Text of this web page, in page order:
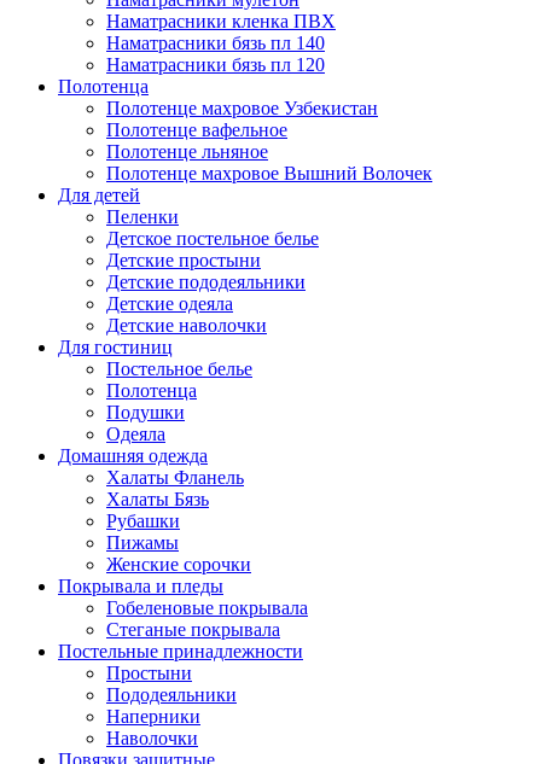
Наматрасники кленка ПВХ
Наматрасники бязь пл 140
Наматрасники бязь пл 120
Полотенца
Полотенце махровое Узбекистан
Полотенце вафельное
Полотенце льняное
Полотенце махровое Вышний Волочек
Для детей
Пеленки
Детское постельное белье
Детские простыни
Детские пододеяльники
Детские одеяла
Детские наволочки
Для гостиниц
Постельное белье
Полотенца
Подушки
Одеяла
Домашняя одежда
Халаты Фланель
Халаты Бязь
Рубашки
Пижамы
Женские сорочки
Покрывала и пледы
Гобеленовые покрывала
Стеганые покрывала
Постельные принадлежности
Простыни
Пододеяльники
Наперники
Наволочки
Повязки защитные